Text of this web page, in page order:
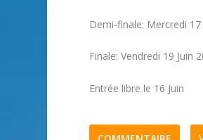
Demi-finale: Mercredi 17
Finale: Vendredi 19 Juin
Entrée libre le 16 Juin